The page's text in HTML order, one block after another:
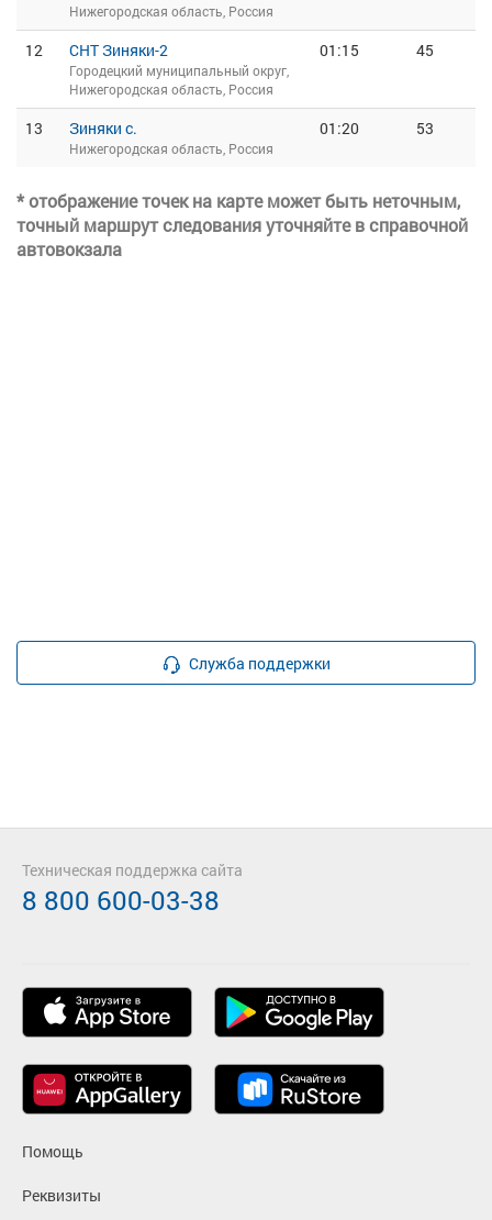
Нижегородская область, Россия
12 СНТ Зиняки-2
Городецкий муниципальный округ,
Нижегородская область, Россия
01:15 45
13 Зиняки с.
Нижегородская область, Россия
01:20 53
* отображение точек на карте может быть неточным,
точный маршрут следования уточняйте в справочной
автовокзала
Служба поддержки
Помощь
Реквизиты
Техническая поддержка сайта
8 800 600-03-38